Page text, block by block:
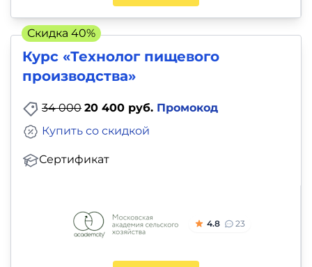
Курс «Технолог пищевого
производства»
34 000 20 400 руб. Промокод
Сертификат
Купить со скидкой
4.8 23
Скидка 40%